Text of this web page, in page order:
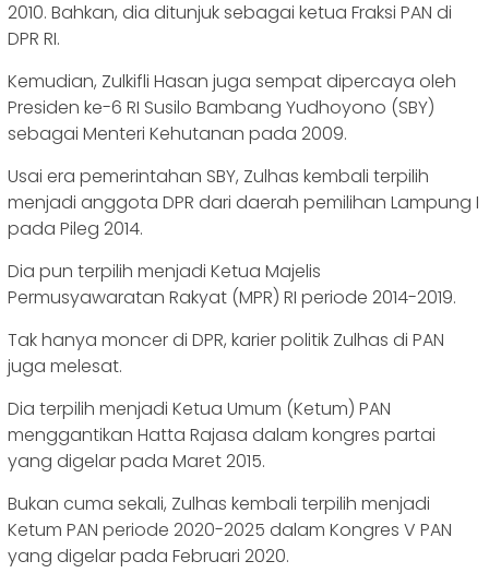
2010. Bahkan, dia ditunjuk sebagai ketua Fraksi PAN di
DPR RI.
Kemudian, Zulkifli Hasan juga sempat dipercaya oleh
Presiden ke-6 RI Susilo Bambang Yudhoyono (SBY)
sebagai Menteri Kehutanan pada 2009.
Usai era pemerintahan SBY, Zulhas kembali terpilih
menjadi anggota DPR dari daerah pemilihan Lampung I
pada Pileg 2014.
Dia pun terpilih menjadi Ketua Majelis
Permusyawaratan Rakyat (MPR) RI periode 2014-2019.
Tak hanya moncer di DPR, karier politik Zulhas di PAN
juga melesat.
Dia terpilih menjadi Ketua Umum (Ketum) PAN
menggantikan Hatta Rajasa dalam kongres partai
yang digelar pada Maret 2015.
Bukan cuma sekali, Zulhas kembali terpilih menjadi
Ketum PAN periode 2020-2025 dalam Kongres V PAN
yang digelar pada Februari 2020.